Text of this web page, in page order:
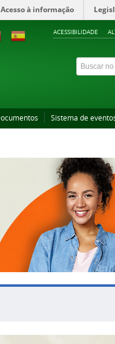
Acesso à informação
ACESSIBILIDADE
Sistema de